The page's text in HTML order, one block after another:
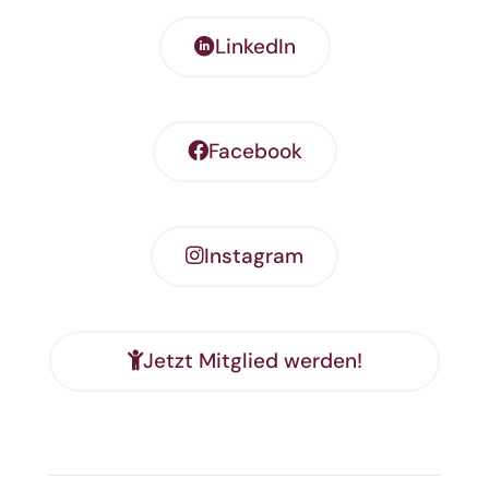
LinkedIn
Facebook
Instagram
Jetzt Mitglied werden!